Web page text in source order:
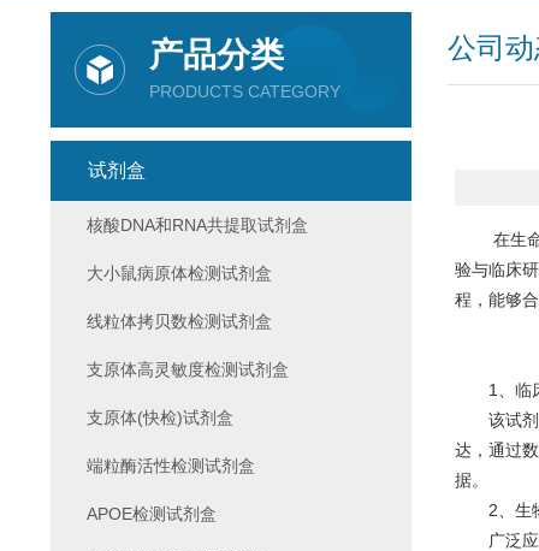
公司
在生命科
验与临床
程，能够
1、临
该试剂盒
达，通过
据。
2、生
广泛应用
产品分类
PRODUCTS CATEGORY
试剂盒
核酸DNA和RNA共提取试剂盒
大小鼠病原体检测试剂盒
线粒体拷贝数检测试剂盒
支原体高灵敏度检测试剂盒
支原体(快检)试剂盒
端粒酶活性检测试剂盒
APOE检测试剂盒